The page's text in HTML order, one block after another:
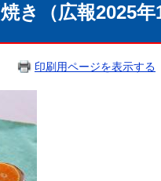
き（広報2025年
印刷用ページを表示する